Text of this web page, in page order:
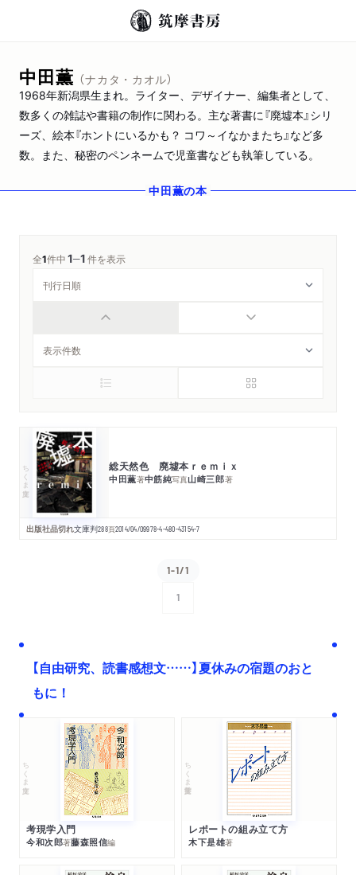
中田薫 （ナカタ・カオル）
1968年新潟県生まれ。ライター、デザイナー、編集者として、
数多くの雑誌や書籍の制作に関わる。主な著書に『廃墟本』シリ
ーズ、絵本『ホントにいるかも？ コワ～イなかまたち』など多
数。また、秘密のペンネームで児童書なども執筆している。
中田薫の本
全1件中1─1件を表示
ちくま文庫 総天然色 廃墟本ｒｅｍｉｘ
中田薫著中筋純写真山崎三郎著
出版社品切れ文庫判288頁2014/04/09978-4-480-43154-7
1-1/1
1
【自由研究、読書感想文……】夏休みの宿題のおと
もに！
ちくま文庫
考現学入門
今和次郎著藤森照信編
ちくま学芸文庫
レポートの組み立て方
木下是雄著